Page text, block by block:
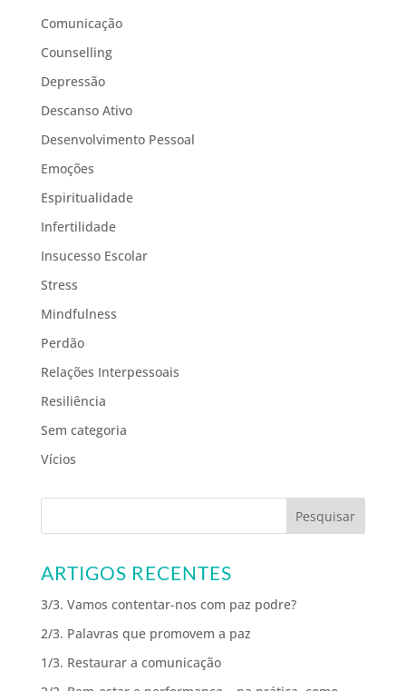
Comunicação
Counselling
Depressão
Descanso Ativo
Desenvolvimento Pessoal
Emoções
Espiritualidade
Infertilidade
Insucesso Escolar
Stress
Mindfulness
Perdão
Relações Interpessoais
Resiliência
Sem categoria
Vícios
ARTIGOS RECENTES
3/3. Vamos contentar-nos com paz podre?
2/3. Palavras que promovem a paz
1/3. Restaurar a comunicação